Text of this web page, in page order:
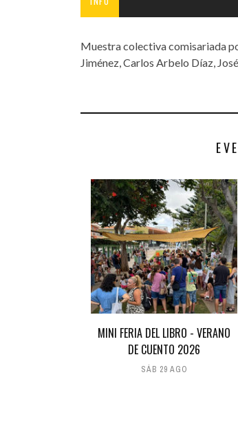
Muestra colectiva comisariada
Jiménez, Carlos Arbelo Díaz,
MINI FERIA DEL LIBRO - VERANO
DE CUENTO 2026
SÁB 29 AGO